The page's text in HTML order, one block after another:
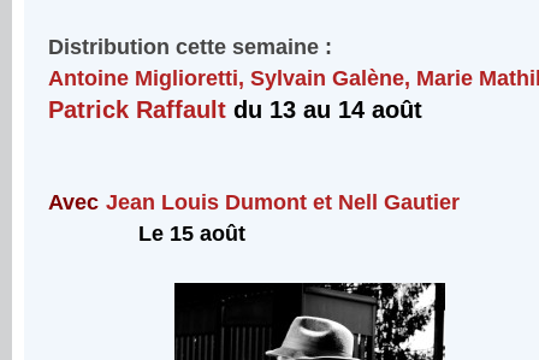
Distribution cette semaine :
Antoine Miglioretti, Sylvain Galène, Marie
Patrick Raffault du 13 au 14 août
Avec Jean Louis Dumont et Nell Gautier
Le 15 août